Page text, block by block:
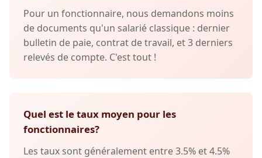
Pour un fonctionnaire, nous demandons moins
de documents qu'un salarié classique : dernier
bulletin de paie, contrat de travail, et 3 derniers
relevés de compte. C'est tout !
Quel est le taux moyen pour les
fonctionnaires?
Les taux sont généralement entre 3.5% et 4.5%